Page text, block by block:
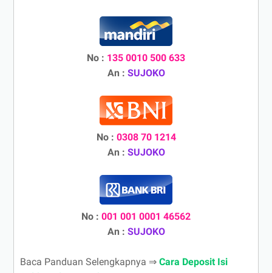
No : 135 0010 500 633
An : SUJOKO
No : 0308 70 1214
An : SUJOKO
No : 001 001 0001 46562
An : SUJOKO
Baca Panduan Selengkapnya ⇒ Cara Deposit Isi